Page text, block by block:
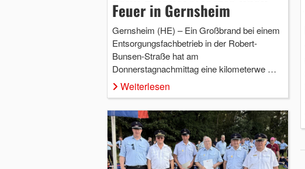
Feuer in Gernsheim
Gernsheim (HE) – Ein Großbrand bei einem
Entsorgungsfachbetrieb in der Robert-
Bunsen-Straße hat am
Donnerstagnachmittag eine kilometerwe …
Weiterlesen